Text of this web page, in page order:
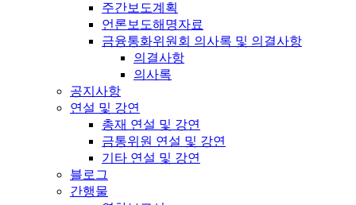
주간보도계획
언론보도해명자료
금융통화위원회 의사록 및 의결사항
의결사항
의사록
공지사항
연설 및 강연
총재 연설 및 강연
금통위원 연설 및 강연
기타 연설 및 강연
블로그
간행물